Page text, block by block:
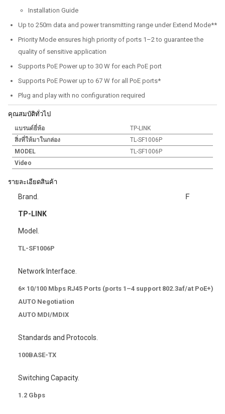
Installation Guide
Up to 250m data and power transmitting range under Extend Mode**
Priority Mode ensures high priority of ports 1–2 to guarantee the
quality of sensitive application
Supports PoE Power up to 30 W for each PoE port
Supports PoE Power up to 67 W for all PoE ports*
Plug and play with no configuration required
คุณสมบัติทั่วไป
แบรนด์ยี่ห้อ
TP-LINK
สิ่งที่ให้มาในกล่อง
TL-SF1006P
MODEL
TL-SF1006P
Video
รายละเอียดสินค้า
Brand.
TP-LINK
Model.
TL-SF1006P
Network Interface.
6× 10/100 Mbps RJ45 Ports (ports 1–4 support 802.3af/at PoE+)
AUTO Negotiation
AUTO MDI/MDIX
Standards and Protocols.
100BASE-TX
Switching Capacity.
1.2 Gbps
F